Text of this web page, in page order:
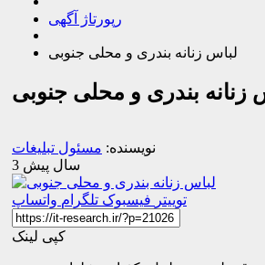
رپورتاژ آگهی
لباس زنانه بندری و محلی جنوبی
زنانه بندری و محلی جنوبی
نویسنده: مسئول تبلیغات
3 سال پیش
توییتر فیسبوک تلگرام واتساپ
کپی لینک